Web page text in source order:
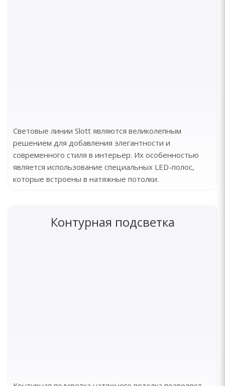
Световые линии Slott являются великолепным
решением для добавления элегантности и
современного стиля в интерьер. Их особенностью
является использование специальных LED-полос,
которые встроены в натяжные потолки.
Контурная подсветка